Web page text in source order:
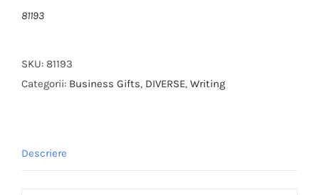
81193
SKU: 81193
Categorii: Business Gifts, DIVERSE, Writing
Descriere